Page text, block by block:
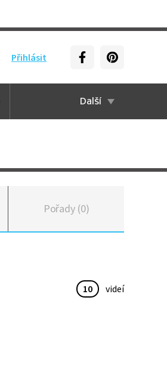
Přihlásit
Další
Pořady (0)
10 videí